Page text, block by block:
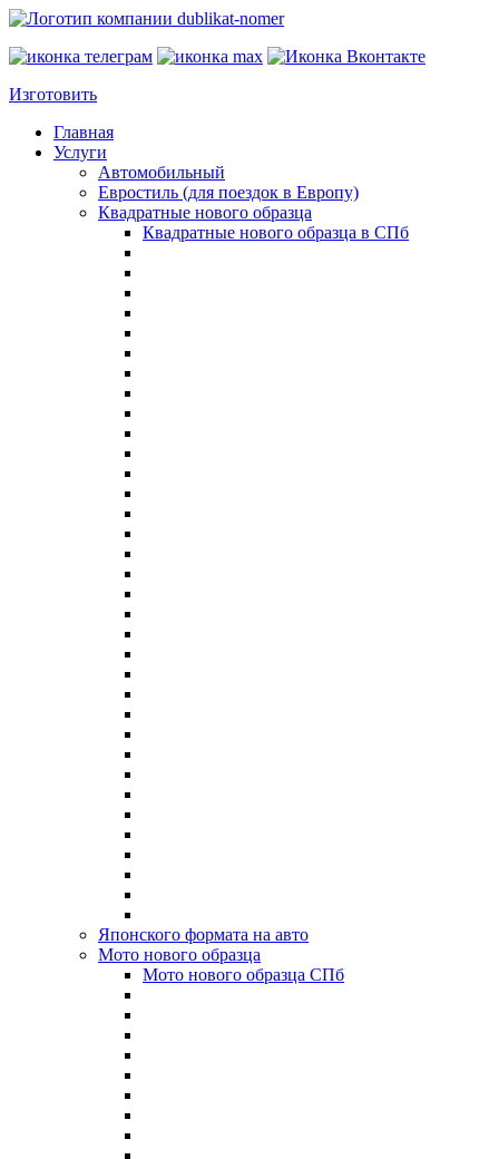
Изготовить
Главная
Услуги
Автомобильный
Евростиль (для поездок в Европу)
Квадратные нового образца
Квадратные нового образца в СПб
Японского формата на авто
Мото нового образца
Мото нового образца СПб